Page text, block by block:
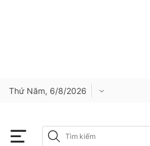
Thứ Năm, 6/8/2026